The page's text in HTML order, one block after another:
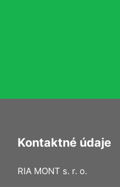
Kontaktné údaje
RIA MONT s. r. o.